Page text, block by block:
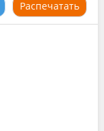
Распечатать